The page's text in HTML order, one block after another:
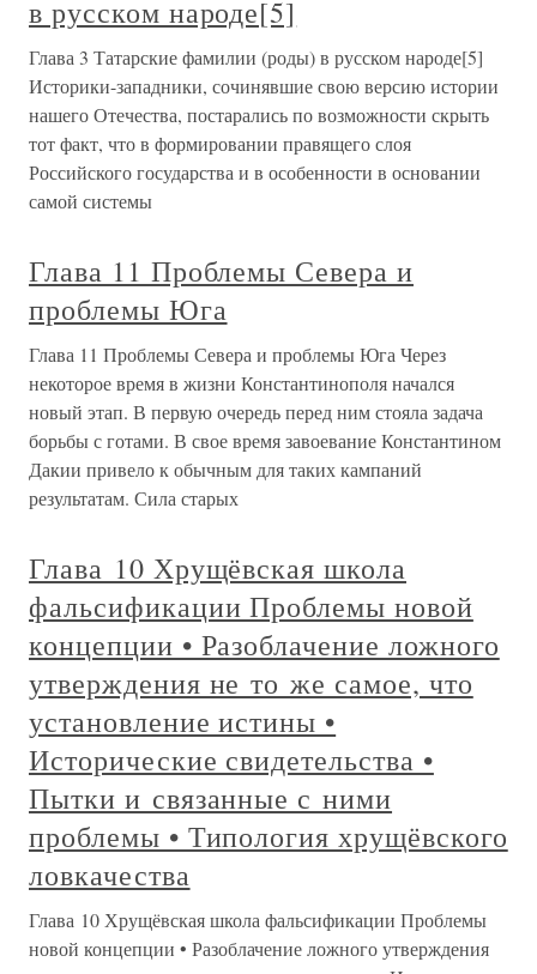
в русском народе[5]
Глава 3 Татарские фамилии (роды) в русском народе[5]
Историки-западники, сочинявшие свою версию истории
нашего Отечества, постарались по возможности скрыть
тот факт, что в формировании правящего слоя
Российского государства и в особенности в основании
самой системы
Глава 11 Проблемы Севера и
проблемы Юга
Глава 11 Проблемы Севера и проблемы Юга Через
некоторое время в жизни Константинополя начался
новый этап. В первую очередь перед ним стояла задача
борьбы с готами. В свое время завоевание Константином
Дакии привело к обычным для таких кампаний
результатам. Сила старых
Глава 10 Хрущёвская школа
фальсификации Проблемы новой
концепции • Разоблачение ложного
утверждения не то же самое, что
установление истины •
Исторические свидетельства •
Пытки и связанные с ними
проблемы • Типология хрущёвского
ловкачества
Глава 10 Хрущёвская школа фальсификации Проблемы
новой концепции • Разоблачение ложного утверждения